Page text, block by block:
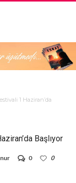
1 Haziran’da
Başlıyor
0
0